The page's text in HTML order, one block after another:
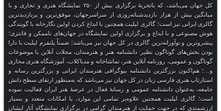
کل جهان می‌باشد، که باتجربهٔ برگزاری بیش از ۲۵۰ نمایشگاه هنری و تجاری و با
هزار بازدیدشبانه‌روزی از سراسرجهان، موفق‌ترین و پربازدیدترین
نیز است؛ گالری لیلیت همچنین با ابداع کردن اولین نگارخانه با گویندگی
با ابداع و برگزاری اولین نمایشگاه در جهان‌های ناممکن و فانتزی؛
گالری در کل جهان نیز می‌باشد؛ ضمناً پلتفرم لیلیت با دارا
گوناگون نظیر: دانشنامه هنر و هنرمندان، مجلات آنلاین با موضوعات
روزنامه آنلاین هنر، تماشاخانه و مدیاکلاب، آموزشگاه هنری مجازی
بزرگترین دانشنامه بیوگرافی هنرمندان ایرانی و بزرگترین رسانه و
فارسی زبان در کل جهان نیز می‌باشد که به‌منظور ارتقای سطح دانش
دانشنامه عمومی و رسانهٔ فعال در عرصهٔ هنر ایران فعالیت نموده
همچنین علاوه‌بر تمامی این موارد، با امکانات متعدد و بسیار
در جهت حمایت از هنرمندان گرامی در برگزاری نمایشگاه آثار ایشان